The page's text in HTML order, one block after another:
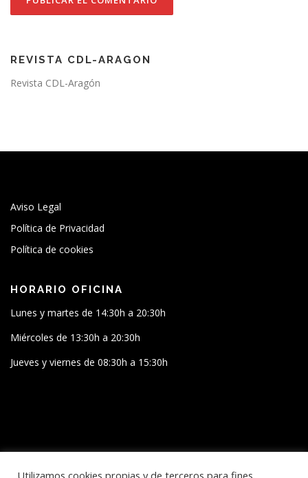
REVISTA CDL-ARAGON
Revista CDL-Aragón
Aviso Legal
Política de Privacidad
Política de cookies
HORARIO OFICINA
Lunes y martes de 14:30h a 20:30h
Miércoles de 13:30h a 20:30h
Jueves y viernes de 08:30h a 15:30h
Utilizamos cookies propias y de terceros para fines